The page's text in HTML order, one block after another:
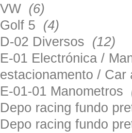
VW (6)
Golf 5 (4)
D-02 Diversos (12)
E-01 Electrónica /
estacionamento /
E-01-01 Manometros
Depo racing fundo
Depo racing fundo